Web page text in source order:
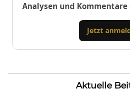
Analysen und
Jetzt
Aktuelle